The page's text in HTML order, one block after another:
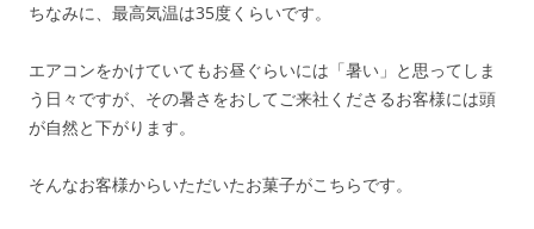
ちなみに、最高気温は35度くらいです。
エアコンをかけていてもお昼ぐらいには「暑い」と思ってしま
う日々ですが、その暑さをおしてご来社くださるお客様には頭
が自然と下がります。
そんなお客様からいただいたお菓子がこちらです。